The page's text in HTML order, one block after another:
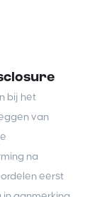
bij het
van
na
eerst